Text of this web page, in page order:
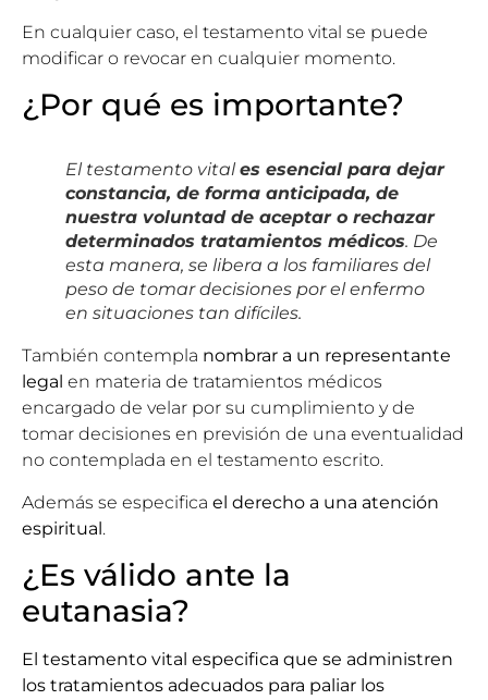
En cualquier caso, el testamento vital se puede
modificar o revocar en cualquier momento.
¿Por qué es importante?
El testamento vitales esencial para dejar
constancia, de forma anticipada, de
nuestra voluntad de aceptar o rechazar
determinados tratamientos médicos. De
esta manera, se libera a los familiares del
peso de tomar decisiones por el enfermo
en situaciones tan difíciles.
También contempla nombrar a un representante
legal en ma­teria de tratamientos médicos
encargado de velar por su cumplimiento y de
tomar decisiones en previsión de una eventualidad
no contemplada en el testamento escrito.
Además se especifica el derecho a una atención
espiritual.
¿Es válido ante la
eutanasia?
El testamento vital especifica que se administren
los tratamientos adecuados para paliar los